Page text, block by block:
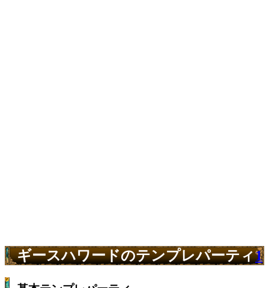
ギースハワードのテンプレパーティ1